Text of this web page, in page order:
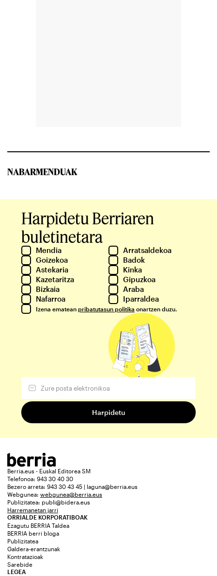
NABARMENDUAK
Harpidetu Berriaren
buletinetara
Mendia
Arratsaldekoa
Goizekoa
Badok
Astekaria
Kinka
Kazetaritza
Gipuzkoa
Bizkaia
Araba
Nafarroa
Iparraldea
Izena ematean pribatutasun politika onartzen duzu.
Berria.eus - Euskal Editorea SM
Telefonoa: 943 30 40 30
Bezero arreta: 943 30 43 45 | laguna@berria.eus
Webgunea: webgunea@berria.eus
Publizitatea: publi@bidera.eus
Harremanetan jarri
ORRIALDE KORPORATIBOAK
Ezagutu BERRIA Taldea
BERRIA berri bloga
Publizitatea
Galdera-erantzunak
Kontratazioak
Sarebide
LEGEA